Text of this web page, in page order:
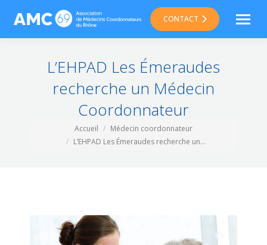
CONTACT
L’EHPAD Les Émeraudes
recherche un Médecin
Coordonnateur
Vous êtes ici :
Accueil
Médecin coordonnateur
L’EHPAD Les Émeraudes recherche un…